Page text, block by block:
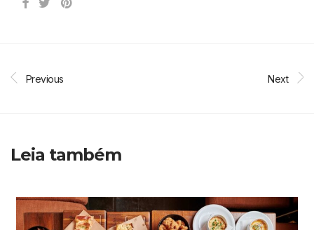
Previous Next
Leia também